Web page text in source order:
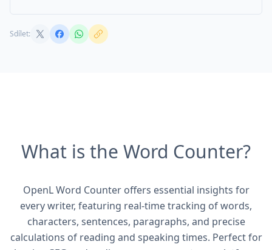
Sdílet:
What is the Word Counter?
OpenL Word Counter offers essential insights for
every writer, featuring real-time tracking of words,
characters, sentences, paragraphs, and precise
calculations of reading and speaking times. Perfect for